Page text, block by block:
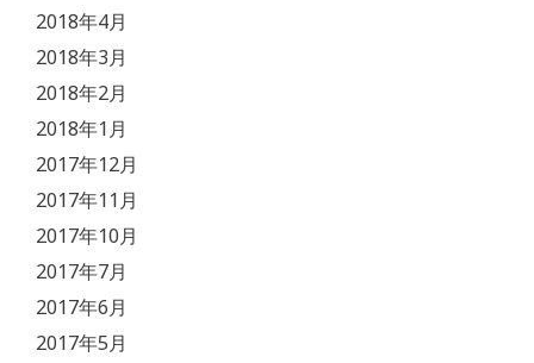
2018年4月
2018年3月
2018年2月
2018年1月
2017年12月
2017年11月
2017年10月
2017年7月
2017年6月
2017年5月